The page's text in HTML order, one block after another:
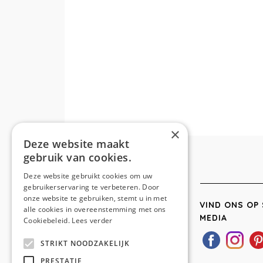
VIND ONS OP
MEDIA
×
Deze website maakt
gebruik van cookies.
Deze website gebruikt cookies om uw
gebruikerservaring te verbeteren. Door
onze website te gebruiken, stemt u in met
alle cookies in overeenstemming met ons
Cookiebeleid. Lees verder
STRIKT NOODZAKELIJK
PRESTATIE